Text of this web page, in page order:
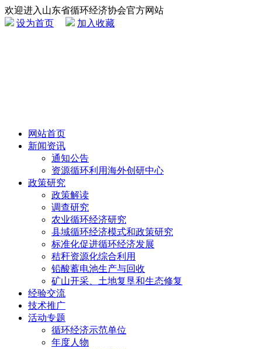
欢迎进入山东省循环经济协会官方网站
设为首页
加入收藏
网站首页
新闻资讯
通知公告
资源循环利用海外创研中心
政策研究
政策解读
调查研究
农业循环经济研究
县域循环经济模式和政策研究
标准化促进循环经济发展
秸秆资源化综合利用
铅酸蓄电池生产与回收
矿山开采、土地复垦和生态修复
经验交流
技术推广
活动专题
循环经济示范单位
年度人物